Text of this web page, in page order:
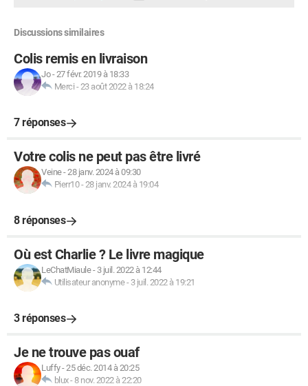
Discussions similaires
Colis remis en livraison
Jo-27 févr. 2019 à 18:33
Merci -23 août 2022 à 18:24
7 réponses
Votre colis ne peut pas être livré
Veine-28 janv. 2024 à 09:30
Pierr10-28 janv. 2024 à 19:04
8 réponses
Où est Charlie ? Le livre magique
LeChatMiaule- 3 juil. 2022 à 12:44
Utilisateur anonyme- 3 juil. 2022 à 19:21
3 réponses
Je ne trouve pas ouaf
Luffy-25 déc. 2014 à 20:25
blux- 8 nov. 2022 à 22:20